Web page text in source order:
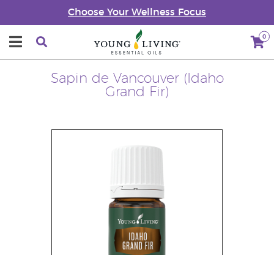
Choose Your Wellness Focus
0
Sapin de Vancouver (Idaho
Grand Fir)